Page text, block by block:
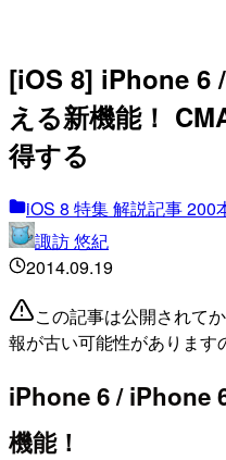
[iOS 8] iPhone 6
える新機能！
得する
iOS 8 特集 解説記事 200
諏訪 悠紀
2014.09.19
この記事は公開されて
報が古い可能性があります
iPhone 6 / iPhone
機能！